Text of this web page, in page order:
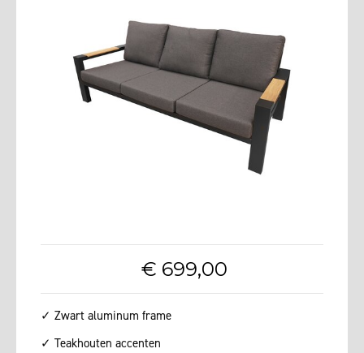
€ 699,00
✓ Zwart aluminum frame
✓ Teakhouten accenten